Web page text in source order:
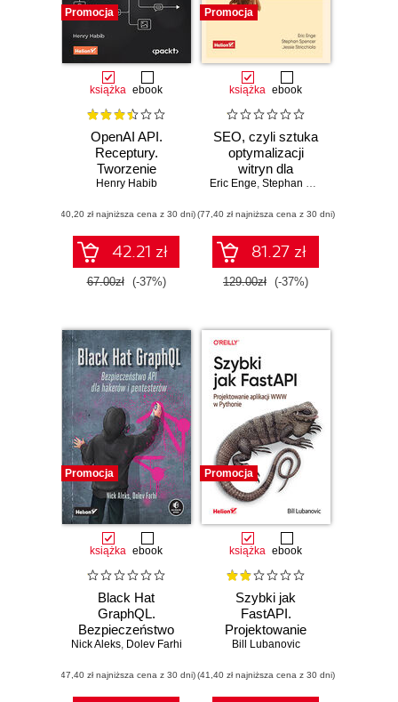
Promocja
książka ebook
OpenAI API.
Receptury.
Tworzenie
inteligentnych
chatbotów,
wirtualnych
asystentów i
generatorów treści
Henry Habib
(40,20 zł najniższa cena z 30 dni)
42.21 zł
67.00zł (-37%)
Promocja
książka ebook
SEO, czyli sztuka
optymalizacji
witryn dla
wyszukiwarek.
Eric Enge, Stephan Spencer
(77,40 zł najniższa cena z 30 dni)
81.27 zł
129.00zł (-37%)
Promocja
książka ebook
Black Hat
GraphQL.
Bezpieczeństwo
API dla hakerów i
Nick Aleks, Dolev Farhi
(47,40 zł najniższa cena z 30 dni)
Promocja
książka ebook
Szybki jak
FastAPI.
Projektowanie
aplikacji WWW w
Bill Lubanovic
(41,40 zł najniższa cena z 30 dni)